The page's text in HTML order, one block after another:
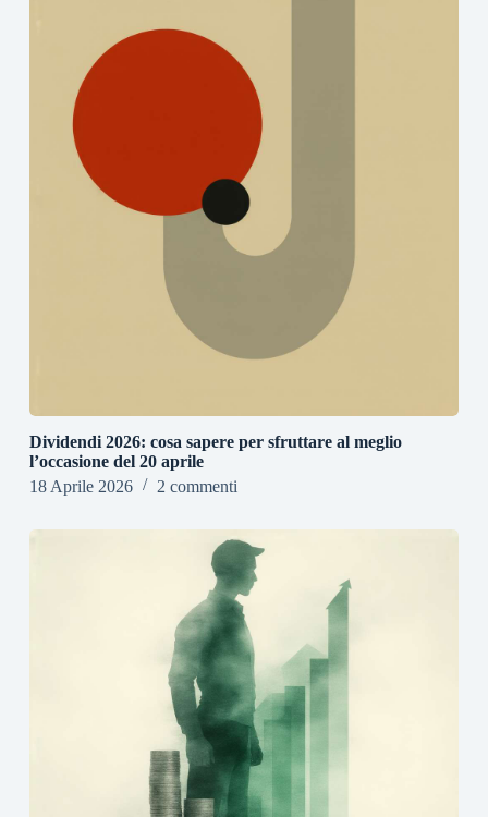
Dividendi 2026: cosa sapere per sfruttare al meglio
l’occasione del 20 aprile
18 Aprile 2026
2 commenti